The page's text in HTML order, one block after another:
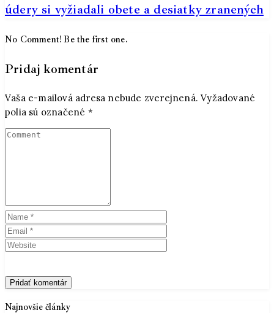
údery si vyžiadali obete a desiatky zranených
No Comment! Be the first one.
Pridaj komentár
Vaša e-mailová adresa nebude zverejnená. Vyžadované
polia sú označené *
Najnovšie články